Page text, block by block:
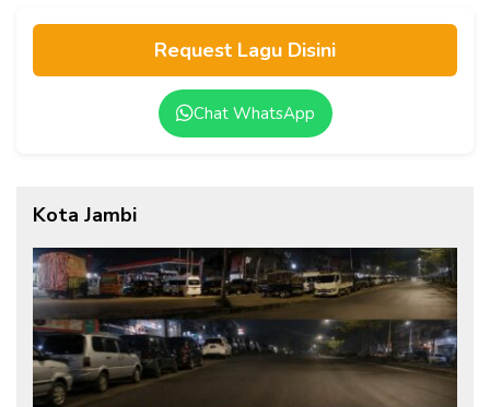
Request Lagu Disini
Chat WhatsApp
Kota Jambi